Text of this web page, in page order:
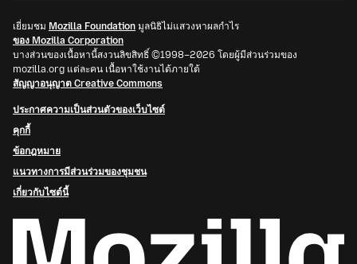
เยี่ยมชม Mozilla Foundation มูลนิธิไม่แสวงหาผลกำไร
ของ Mozilla Corporation
บางส่วนของเนื้อหานี้สงวนลิขสิทธิ์ ©1998–2026 โดยผู้มีส่วนร่วมของ
mozilla.org แต่ละคน เนื้อหาใช้งานได้ภายใต้
สัญญาอนุญาต Creative Commons
ประกาศความเป็นส่วนตัวของเว็บไซต์
คุกกี้
ข้อกฎหมาย
แนวทางการมีส่วนร่วมของชุมชน
เกี่ยวกับไซต์นี้